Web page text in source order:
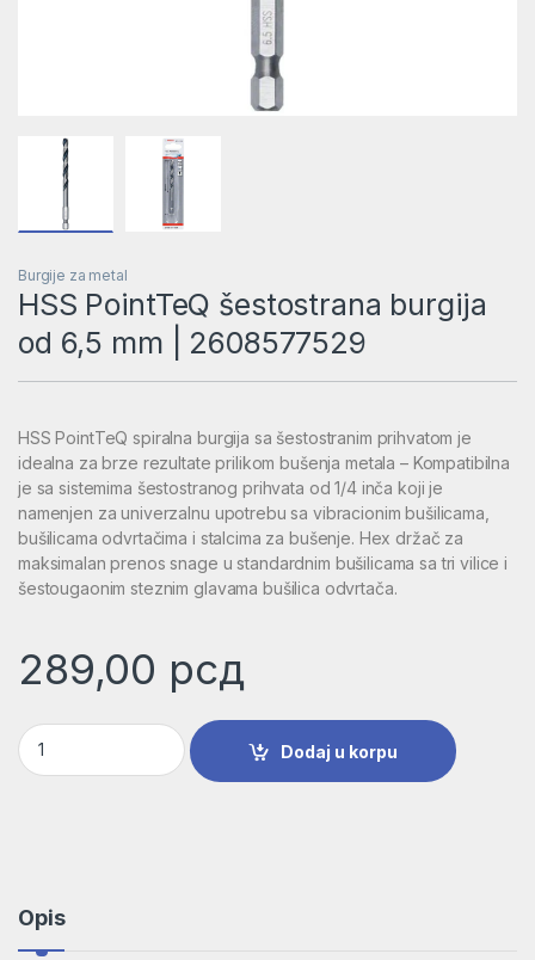
Burgije za metal
HSS PointTeQ šestostrana burgija
od 6,5 mm | 2608577529
HSS PointTeQ spiralna burgija sa šestostranim prihvatom je
idealna za brze rezultate prilikom bušenja metala – Kompatibilna
je sa sistemima šestostranog prihvata od 1/4 inča koji je
namenjen za univerzalnu upotrebu sa vibracionim bušilicama,
bušilicama odvrtačima i stalcima za bušenje. Hex držač za
maksimalan prenos snage u standardnim bušilicama sa tri vilice i
šestougaonim steznim glavama bušilica odvrtača.
289,00 рсд
HSS PointTeQ šestostrana burgija od 6,5 mm | 2608577529
Dodaj u korpu
Opis